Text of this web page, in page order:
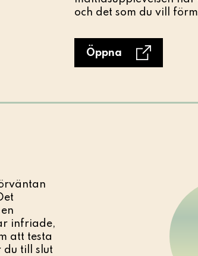
och det som du vill
Öppna
infriade,
att testa
du till slut